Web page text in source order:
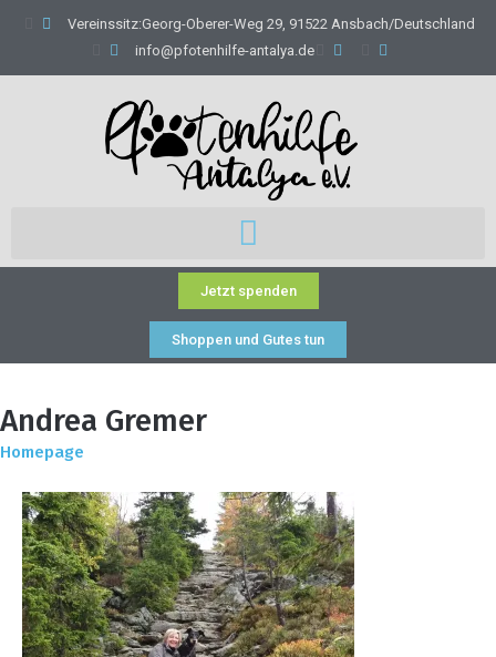
Vereinssitz:Georg-Oberer-Weg 29, 91522 Ansbach/Deutschland
info@pfotenhilfe-antalya.de
Jetzt spenden
Shoppen und Gutes tun
Andrea Gremer
Homepage